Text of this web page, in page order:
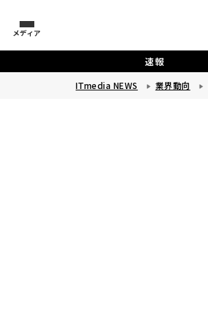
メディア
速報
ITmedia NEWS 業界動向